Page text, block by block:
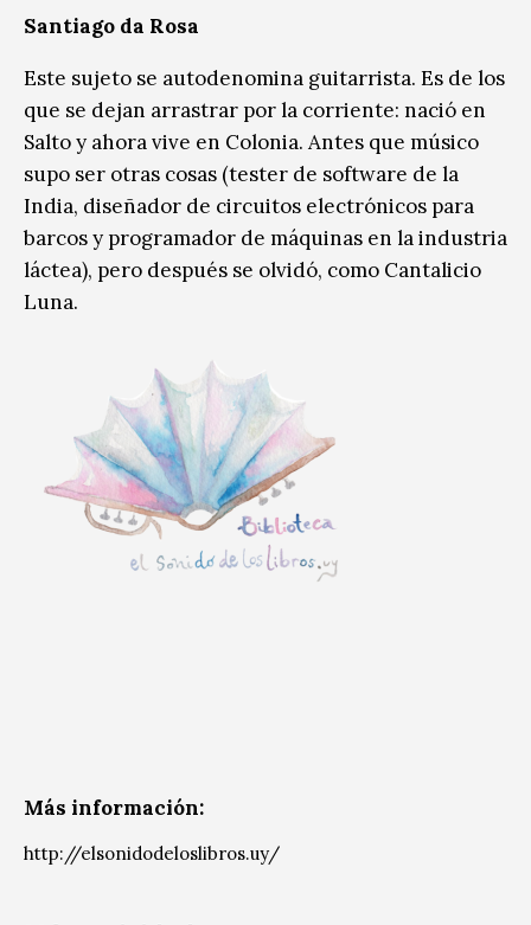
Santiago da Rosa
Este sujeto se autodenomina guitarrista. Es de los
que se dejan arrastrar por la corriente: nació en
Salto y ahora vive en Colonia. Antes que músico
supo ser otras cosas (tester de software de la
India, diseñador de circuitos electrónicos para
barcos y programador de máquinas en la industria
láctea), pero después se olvidó, como Cantalicio
Luna.
Más información:
http://elsonidodeloslibros.uy/